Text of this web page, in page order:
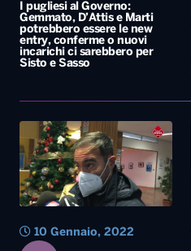
I pugliesi al Governo:
Gemmato, D’Attis e Marti
potrebbero essere le new
entry, conferme o nuovi
incarichi ci sarebbero per
Sisto e Sasso
10 Gennaio, 2022